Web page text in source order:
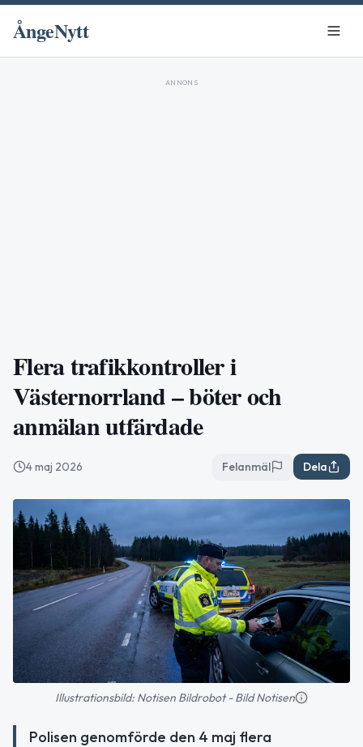
ÅngeNytt
ANNONS
Flera trafikkontroller i
Västernorrland – böter och
anmälan utfärdade
4 maj 2026 Felanmäl Dela
Illustrationsbild: Notisen Bildrobot - Bild Notisen
Polisen genomförde den 4 maj flera